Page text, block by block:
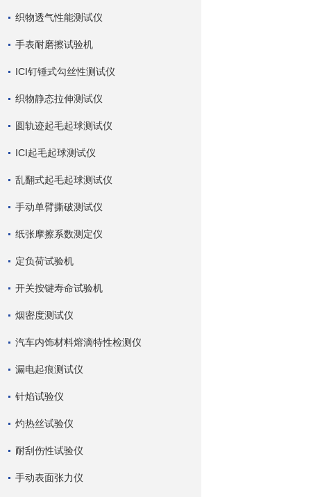
织物透气性能测试仪
手表耐磨擦试验机
ICI钉锤式勾丝性测试仪
织物静态拉伸测试仪
圆轨迹起毛起球测试仪
ICI起毛起球测试仪
乱翻式起毛起球测试仪
手动单臂撕破测试仪
纸张摩擦系数测定仪
定负荷试验机
开关按键寿命试验机
烟密度测试仪
汽车内饰材料熔滴特性检测仪
漏电起痕测试仪
针焰试验仪
灼热丝试验仪
耐刮伤性试验仪
手动表面张力仪